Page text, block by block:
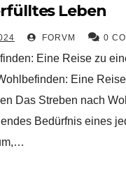
Leben
FORVM 0
Eine Reise zu
Eine
Das Streben nach
Bedürfnis eines